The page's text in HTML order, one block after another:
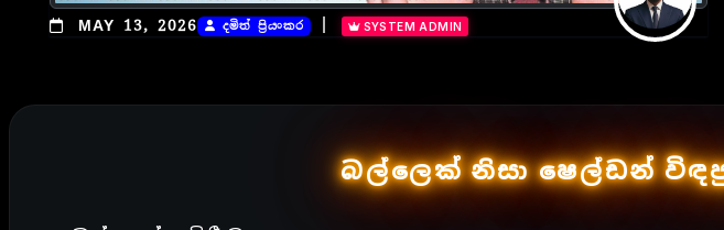
MAY 13, 2026 දමිත් ප්‍රියංකර SYSTEM ADMIN
බල්ලෙක් නිසා ෂෙල්ඩන්